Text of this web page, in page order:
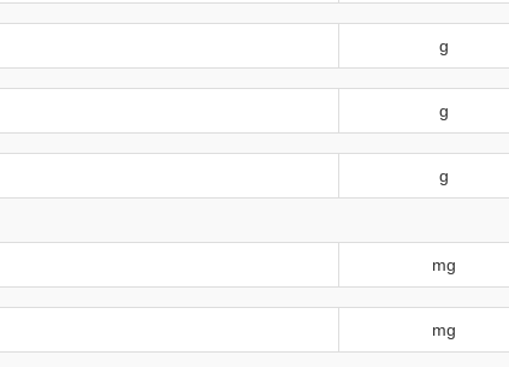
g
g
g
mg
mg